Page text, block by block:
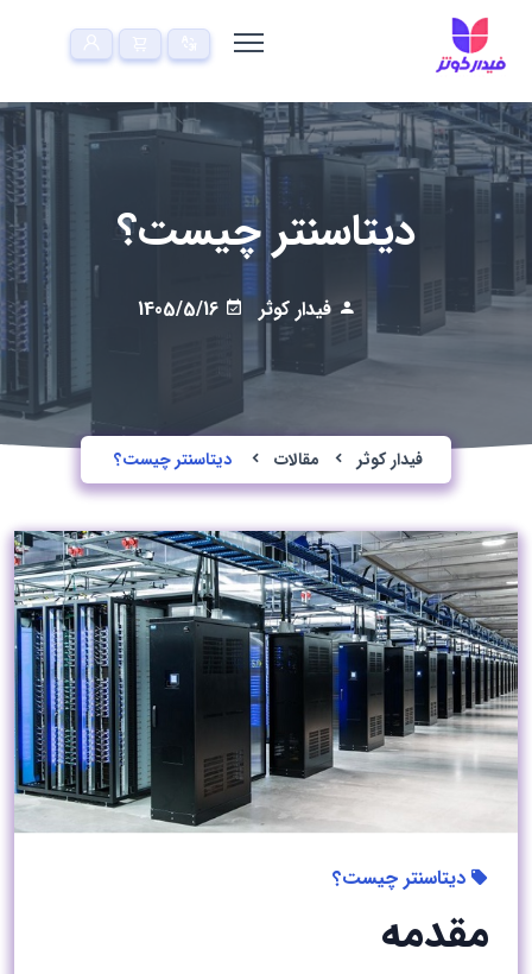
دیتاسنتر چیست؟
فیدار کوثر
فیدار کوثر مقالات دیتاسنتر چیست؟
دیتاسنتر چیست؟
مقدمه